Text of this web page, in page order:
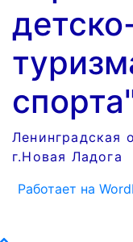
Ленинградская
г.Новая Ладога
Работает на